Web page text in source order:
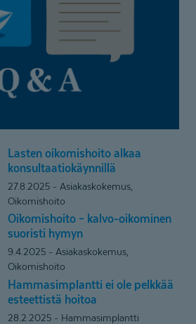
Lasten oikomishoito alkaa
konsultaa­tio­käynnillä
27.8.2025
Asiakaskokemus,
Oikomishoito
Oikomishoito – kalvo-oikominen
suoristi hymyn
9.4.2025
Asiakaskokemus,
Oikomishoito
Hammasimp­lantti ei ole pelkkää
esteettistä hoitoa
28.2.2025 Hammasimplantti